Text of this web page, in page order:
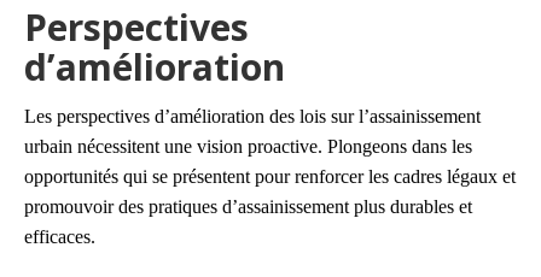
Perspectives
d’amélioration
Les perspectives d’amélioration des lois sur l’assainissement
urbain nécessitent une vision proactive. Plongeons dans les
opportunités qui se présentent pour renforcer les cadres légaux et
promouvoir des pratiques d’assainissement plus durables et
efficaces.